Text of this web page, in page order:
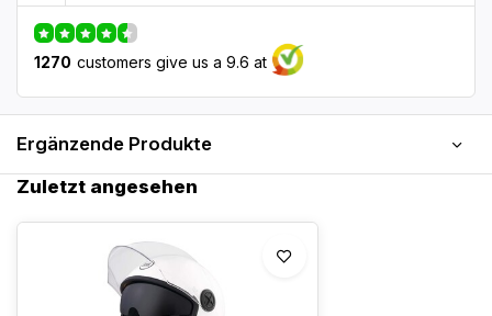
1270 customers give us a 9.6 at
Ergänzende Produkte
Zuletzt angesehen